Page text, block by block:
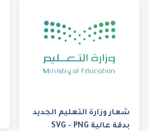
شعار وزارة التعليم الجديد
بدقة عالية SVG - PNG